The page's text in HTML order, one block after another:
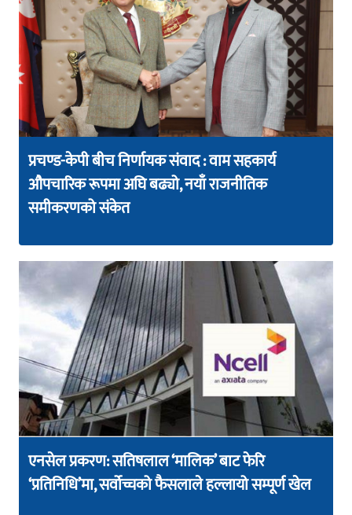
प्रचण्ड-केपी बीच निर्णायक संवाद : वाम सहकार्य
औपचारिक रूपमा अघि बढ्यो, नयाँ राजनीतिक
समीकरणको संकेत
एनसेल प्रकरण: सतिषलाल ‘मालिक’ बाट फेरि
‘प्रतिनिधि’मा, सर्वोच्चको फैसलाले हल्लायो सम्पूर्ण खेल